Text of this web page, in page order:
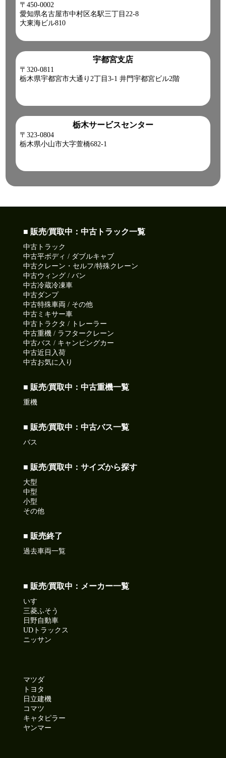
〒450-0002
愛知県名古屋市中村区名駅三丁目22-8
大東海ビル810
宇都宮支店
〒320-0811
栃木県宇都宮市大通り2丁目3-1 井門宇都宮ビル2階
栃木サービスセンター
〒323-0804
栃木県小山市大字萱橋682-1
■ 販売/買取中：中古トラック一覧
中古トラック
中古平ボディ / ダブルキャブ
中古クレーン・セルフ/特殊クレーン
中古ウィング / バン
中古冷蔵冷凍車
中古ダンプ
中古特殊車両 / その他
中古ミキサー車
中古トラクタ / トレーラー
中古重機 / ラフタークレーン
中古バス / キャンピングカー
中古近日入荷
中古お気に入り
■ 販売/買取中：中古重機一覧
重機
■ 販売/買取中：中古バス一覧
バス
■ 販売/買取中：サイズから探す
大型
中型
小型
その他
■ 販売終了
過去車両一覧
■ 販売/買取中：メーカー一覧
いすゞ
三菱ふそう
日野自動車
UDトラックス
ニッサン
マツダ
トヨタ
日立建機
コマツ
キャタピラー
ヤンマー